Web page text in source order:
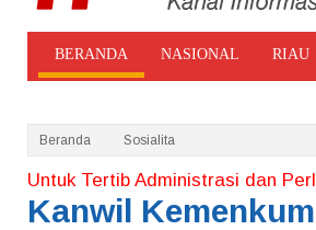
BERANDA NASIONAL RIAU
Beranda Sosialita
Untuk Tertib Administrasi dan
Kanwil